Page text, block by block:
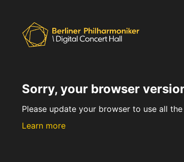
Sorry, your browser
Please update your browser to use all
Learn more